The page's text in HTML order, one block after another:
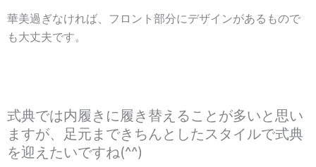
華美過ぎなければ、フロント部分にデザインがあるもので
も大丈夫です。
式典では内履きに履き替えることが多いと思い
ますが、足元まできちんとしたスタイルで式典
を迎えたいですね(^^)